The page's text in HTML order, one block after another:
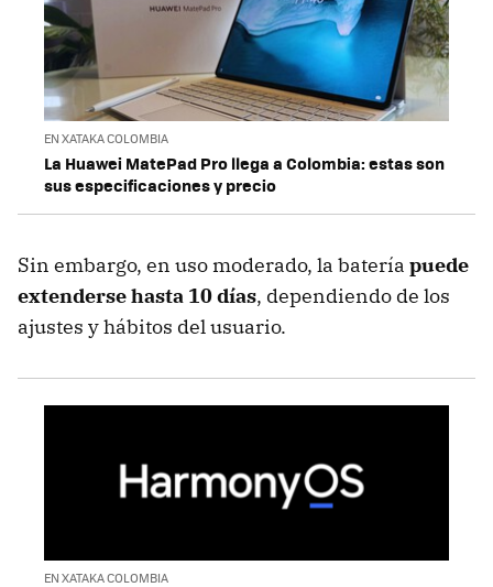
EN XATAKA COLOMBIA
La Huawei MatePad Pro llega a Colombia: estas son
sus especificaciones y precio
Sin embargo, en uso moderado, la batería puede
extenderse hasta 10 días, dependiendo de los
ajustes y hábitos del usuario.
EN XATAKA COLOMBIA